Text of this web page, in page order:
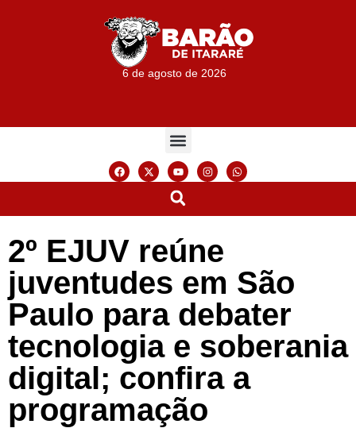
6 de agosto de 2026
2º EJUV reúne
juventudes em São
Paulo para debater
tecnologia e soberania
digital; confira a
programação